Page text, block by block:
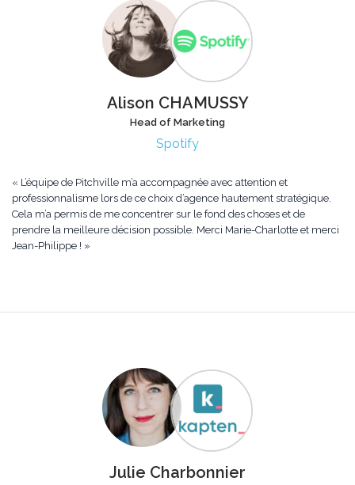
Alison CHAMUSSY
Head of Marketing
Spotify
« L’équipe de Pitchville m’a accompagnée avec attention et
professionnalisme lors de ce choix d’agence hautement stratégique.
Cela m’a permis de me concentrer sur le fond des choses et de
prendre la meilleure décision possible. Merci Marie-Charlotte et merci
Jean-Philippe ! »
Julie Charbonnier